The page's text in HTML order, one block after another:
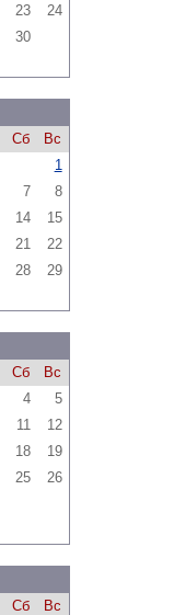
23
24
30
Сб
Вс
1
7
8
14
15
21
22
28
29
Сб
Вс
4
5
11
12
18
19
25
26
Сб
Вс